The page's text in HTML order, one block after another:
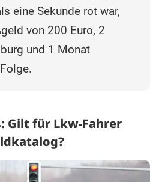
eine Sekunde rot war,
von 200 Euro, 2
und 1 Monat
Gilt für Lkw-Fahrer